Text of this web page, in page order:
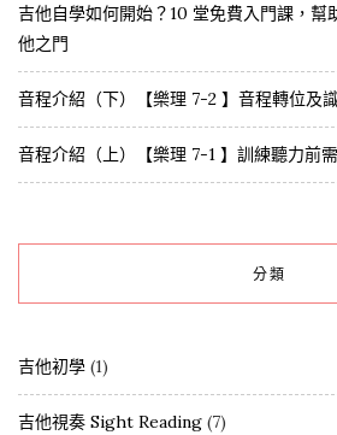
吉他自學如何開始？10 堂免費入門課，幫
他之門
音程介紹（下）【樂理 7-2 】音程轉位及
音程介紹（上）【樂理 7-1 】訓練聽力前
分類
吉他初學 (1)
吉他視奏 Sight Reading (7)